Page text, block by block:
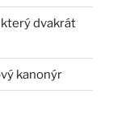
dvakrát
kanonýr